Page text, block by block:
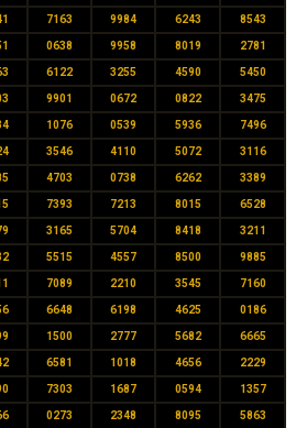
7163 9984 6243 8543
0638 9958 8019 2781
6122 3255 4590 5450
9901 0672 0822 3475
1076 0539 5936 7496
3546 4110 5072 3116
4703 0738 6262 3389
7393 7213 8015 6528
3165 5704 8418 3211
5515 4557 8500 9885
7089 2210 3545 7160
6648 6198 4625 0186
1500 2777 5682 6665
6581 1018 4656 2229
7303 1687 0594 1357
0273 2348 8095 5863